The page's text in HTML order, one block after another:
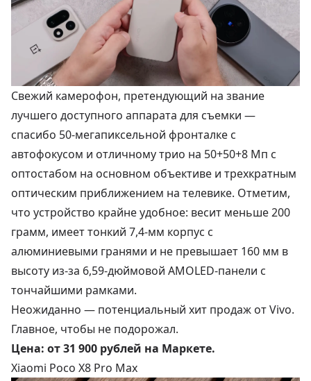
Свежий камерофон, претендующий на звание
лучшего доступного аппарата для съемки —
спасибо 50-мегапиксельной фронталке с
автофокусом и отличному трио на 50+50+8 Мп с
оптостабом на основном объективе и трехкратным
оптическим приближением на телевике. Отметим,
что устройство крайне удобное: весит меньше 200
грамм, имеет тонкий 7,4-мм корпус с
алюминиевыми гранями и не превышает 160 мм в
высоту из-за 6,59-дюймовой AMOLED-панели с
тончайшими рамками.
Неожиданно — потенциальный хит продаж от Vivo.
Главное, чтобы не подорожал.
Цена: от 31 900 рублей на Маркете.
Xiaomi Poco X8 Pro Max